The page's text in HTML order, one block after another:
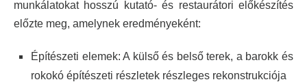
munkálatokat hosszú kutató- és restaurátori előkészítés
előzte meg, amelynek eredményeként:
Építészeti elemek: A külső és belső terek, a barokk és
rokokó építészeti részletek részleges rekonstrukciója